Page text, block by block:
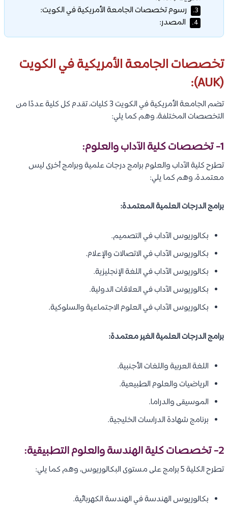
3. رسوم تخصصات الجامعة الأمريكية في الكويت:
4. المصدر:
تخصصات الجامعة الأمريكية في الكويت
(AUK):
تضم الجامعة الأمريكية في الكويت 3 كليات، تقدم كل كلية عددًا من
التخصصات المختلفة، وهم كما يلي:
1- تخصصات كلية الآداب والعلوم:
تطرح كلية الآداب والعلوم برامج درجات علمية وبرامج أخرى ليس
معتمدة، وهم كما يلي:
برامج الدرجات العلمية المعتمدة:
بكالوريوس الآداب في التصميم.
بكالوريوس الآداب في الاتصالات والإعلام.
بكالوريوس الآداب في اللغة الإنجليزية.
بكالوريوس الآداب في العلاقات الدولية.
بكالوريوس الآداب في العلوم الاجتماعية والسلوكية.
برامج الدرجات العلمية الغير معتمدة:
اللغة العربية واللغات الأجنبية.
الرياضيات والعلوم الطبيعية.
الموسيقى والدراما.
برنامج شهادة الدراسات الخليجية.
2- تخصصات كلية الهندسة والعلوم التطبيقية:
تطرح الكلية 5 برامج على مستوى البكالوريوس، وهم كما يلي:
بكالوريوس الهندسة في الهندسة الكهربائية.